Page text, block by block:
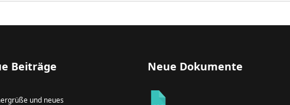
Beiträge
und neues
Neue Dokumente